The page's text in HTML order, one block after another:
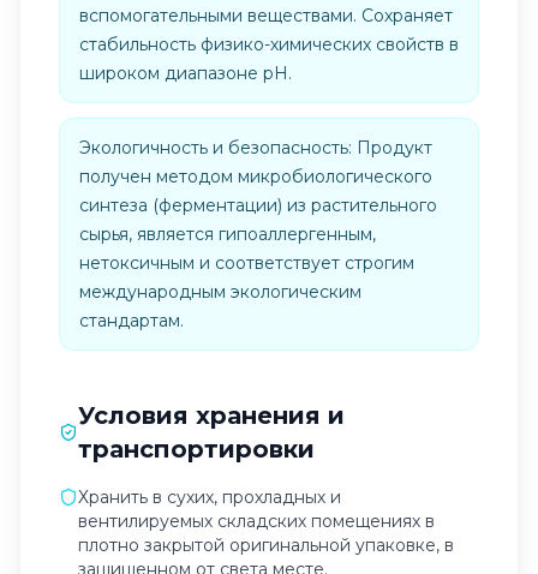
вспомогательными веществами. Сохраняет
стабильность физико-химических свойств в
широком диапазоне pH.
Экологичность и безопасность: Продукт
получен методом микробиологического
синтеза (ферментации) из растительного
сырья, является гипоаллергенным,
нетоксичным и соответствует строгим
международным экологическим
стандартам.
Условия хранения и
транспортировки
Хранить в сухих, прохладных и
вентилируемых складских помещениях в
плотно закрытой оригинальной упаковке, в
защищенном от света месте.